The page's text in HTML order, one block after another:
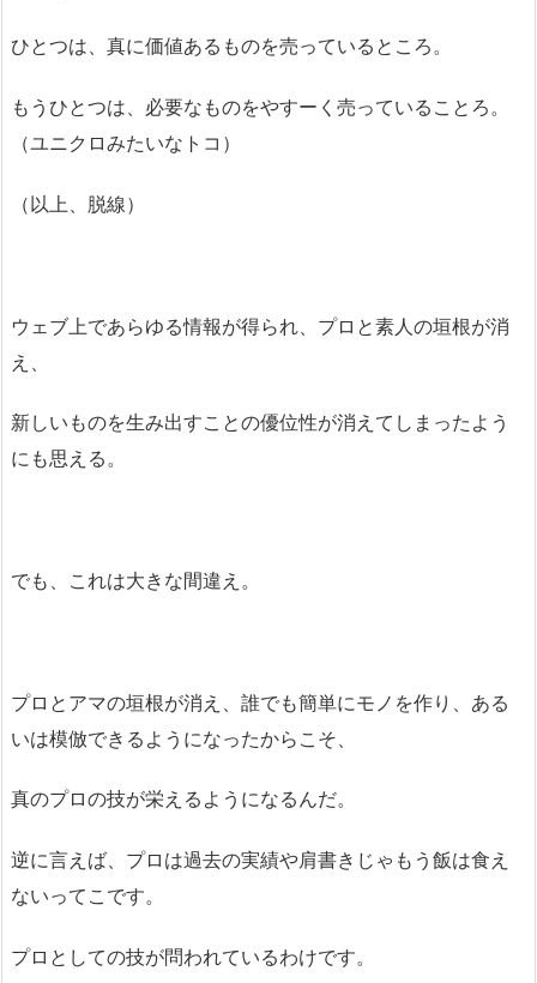
ひとつは、真に価値あるものを売っているところ。
もうひとつは、必要なものをやすーく売っていることろ。
（ユニクロみたいなトコ）
（以上、脱線）
ウェブ上であらゆる情報が得られ、プロと素人の垣根が消
え、
新しいものを生み出すことの優位性が消えてしまったよう
にも思える。
でも、これは大きな間違え。
プロとアマの垣根が消え、誰でも簡単にモノを作り、ある
いは模倣できるようになったからこそ、
真のプロの技が栄えるようになるんだ。
逆に言えば、プロは過去の実績や肩書きじゃもう飯は食え
ないってこです。
プロとしての技が問われているわけです。